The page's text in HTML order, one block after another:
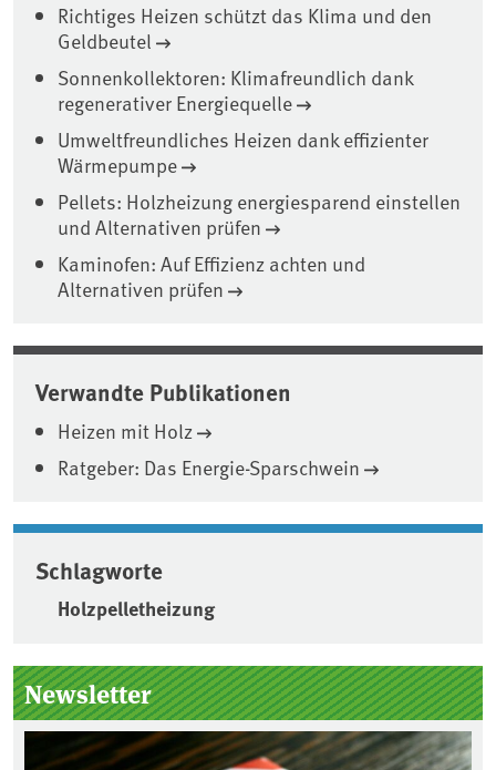
Richtiges Heizen schützt das Klima und den
Geldbeutel
Sonnenkollektoren: Klimafreundlich dank
regenerativer Energiequelle
Umweltfreundliches Heizen dank effizienter
Wärmepumpe
Pellets: Holzheizung energiesparend einstellen
und Alternativen prüfen
Kaminofen: Auf Effizienz achten und
Alternativen prüfen
Verwandte Publikationen
Heizen mit Holz
Ratgeber: Das Energie-Sparschwein
Schlagworte
Holzpelletheizung
Seitenleiste
Newsletter